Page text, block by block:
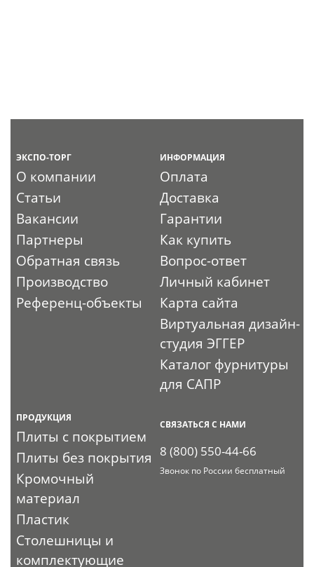
ЭКСПО-ТОРГ
О компании
Статьи
Вакансии
Партнеры
Обратная связь
Производство
Референц-объекты
ИНФОРМАЦИЯ
Оплата
Доставка
Гарантии
Как купить
Вопрос-ответ
Личный кабинет
Карта сайта
Виртуальная дизайн-
студия ЭГГЕР
Каталог фурнитуры
для САПР
ПРОДУКЦИЯ
Плиты с покрытием
Плиты без покрытия
Кромочный
материал
Пластик
Столешницы и
комплектующие
СВЯЗАТЬСЯ С НАМИ
8 (800) 550-44-66
Звонок по России бесплатный